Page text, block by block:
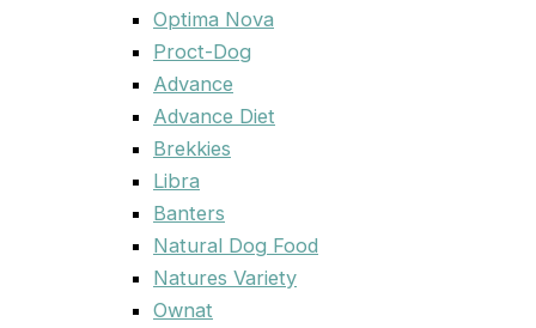
Optima Nova
Proct-Dog
Advance
Advance Diet
Brekkies
Libra
Banters
Natural Dog Food
Natures Variety
Ownat